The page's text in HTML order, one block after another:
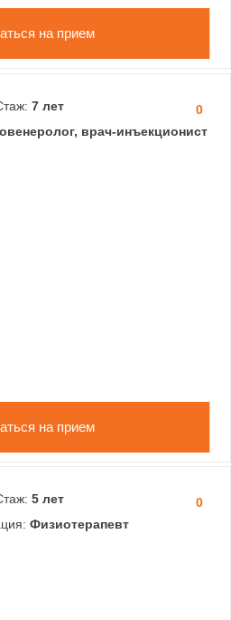
на прием
0
7 лет
врач-инъекционист
на прием
0
5 лет
Физиотерапевт